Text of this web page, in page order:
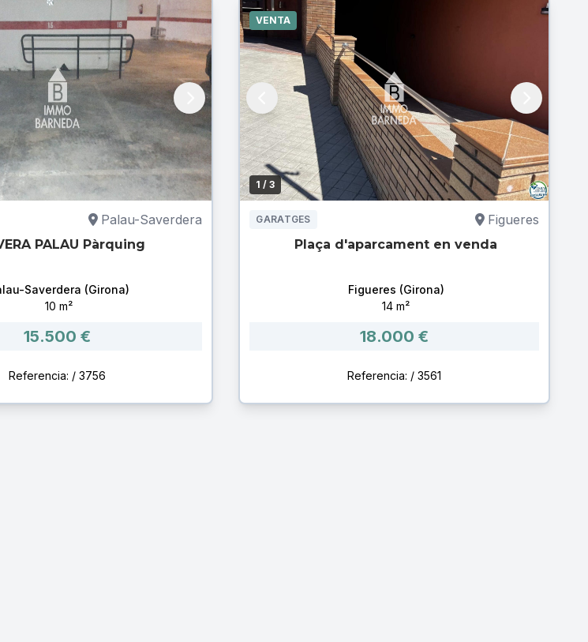
Palau-Saverdera
PALAU Pàrquing
Saverdera (Girona)
10 m²
15.500 €
Referencia: / 3756
1 / 3
VENTA
GARATGES Figueres
Plaça d'aparcament en venda
Figueres (Girona)
14 m²
18.000 €
Referencia: / 3561